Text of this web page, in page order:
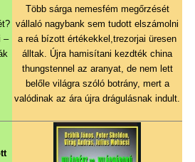
–
Több sárga nemesfém megőrzését
vállaló nagybank sem tudott elszámolni
a reá bízott értékekkel,trezorjai üresen
álltak. Újra hamisítani kezdték china
thungstennel az aranyat, de nem lett
belőle világra szóló botrány, mert a
valódinak az ára újra drágulásnak indult.